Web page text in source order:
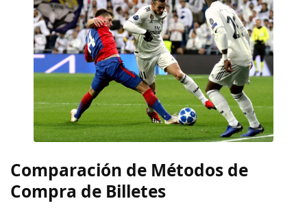
Comparación de Métodos de
Compra de Billetes